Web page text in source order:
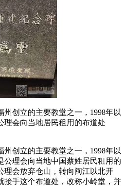
创立的主要教堂之一，1998年以
理会向当地居民租用的布道处
创立的主要教堂之一，1998年以
公理会向当地中国蔡姓居民租用的
理会放弃仓山，转向闽江以北开
接手这个布道处，改称小岭堂，并